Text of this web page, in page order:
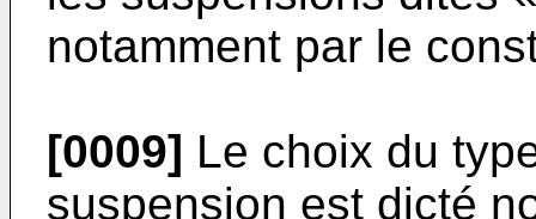
notamment par le
[0009] Le choix du
suspension est dicté